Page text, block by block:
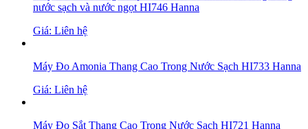
nước sạch và nước ngọt HI746 Hanna
Giá: Liên hệ
Máy Đo Amonia Thang Cao Trong Nước Sạch HI733 Hanna
Giá: Liên hệ
Máy Đo Sắt Thang Cao Trong Nước Sạch HI721 Hanna